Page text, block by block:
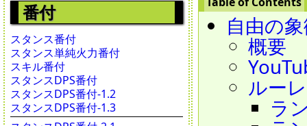
番付
スタンス番付
スタンス単純火力番付
スキル番付
スタンスDPS番付
スタンスDPS番付-1.2
スタンスDPS番付-1.3
自由の
概要
ルー
ラ